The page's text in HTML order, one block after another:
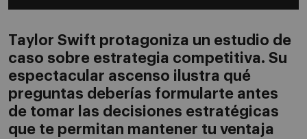
Taylor Swift protagoniza un estudio de
caso sobre estrategia competitiva. Su
espectacular ascenso ilustra qué
preguntas deberías formularte antes
de tomar las decisiones estratégicas
que te permitan mantener tu ventaja